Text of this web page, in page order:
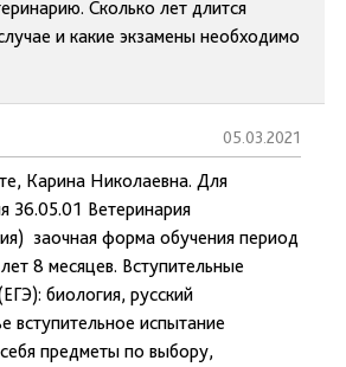
Сколько лет длится
и какие экзамены необходимо
05.03.2021
Карина Николаевна. Для
36.05.01 Ветеринария
заочная форма обучения период
8 месяцев. Вступительные
биология, русский
вступительное испытание
предметы по выбору,